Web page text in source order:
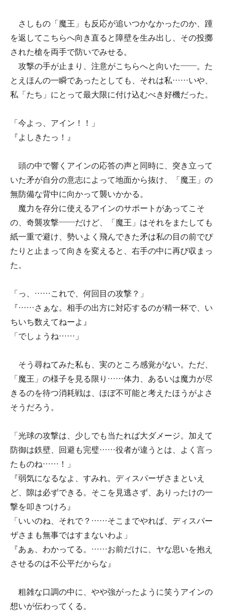
さしもの「魔王」も反応が追いつかなかったのか、踵
を返してこちらへ向き直ると障壁を生み出し、その投擲
された槍を両手で防いでみせる。
攻撃の手が止まり、注意がこちらへと向いた――。た
とえほんの一瞬であったとしても、それは私……いや、
私「たち」にとって最大限に付け込むべき好機だった。
「今よっ、アイン！！」
『よしきたっ！』
頭の中で響くアインの応答の声と同時に、突き立って
いた矛が自分の意志によって地面から抜け、「魔王」の
無防備な背中に向かって襲いかかる。
魔力を存分に使えるアインのサポートがあってこそ
の、奇襲攻撃――だけど、「魔王」はそれをまたしても
紙一重で避け、勢いよく飛んできた矛は私の目の前でぴ
たりと止まって向きを変えると、右手の中に再び収まっ
た。
「っ、……これで、何回目の攻撃？」
『……さぁな。相手の出方に対応するのが精一杯で、い
ちいち数えてねーよ』
「でしょうね……」
そう尋ねてみた私も、実のところ感覚がない。ただ、
「魔王」の様子を見る限り……体力、あるいは魔力が尽
きるのを待つ消耗戦は、ほぼ不可能と考えたほうがよさ
そうだろう。
「光球の攻撃は、少しでも当たれば大ダメージ。加えて
防御は鉄壁、回避も完璧……役者が違うとは、よく言っ
たものね……！」
『弱気になるなよ、すみれ。ディスパーザさまといえ
ど、隙は必ずできる。そこを見逃さず、ありったけの一
撃を叩きつけろ』
「いいのね、それで？……そこまでやれば、ディスパー
ザさまも無事ではすまないわよ」
『あぁ、わかってる。……お前だけに、ヤな思いを抱え
させるのは不公平だからな』
粗雑な口調の中に、やや強がったように笑うアインの
想いが伝わってくる。